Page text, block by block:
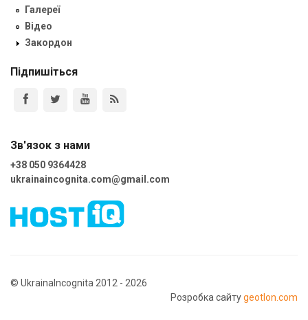
Галереї
Відео
Закордон
Підпишіться
Зв'язок з нами
+38 050 9364428
ukrainaincognita.com@gmail.com
© UkrainaIncognita 2012 - 2026
Розробка сайтуgeotlon.com